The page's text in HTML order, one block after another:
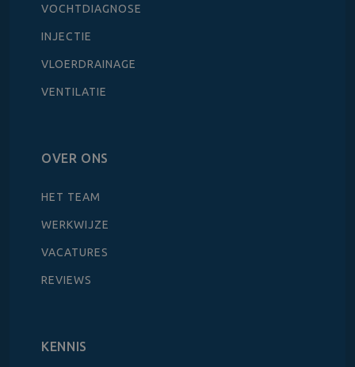
VOCHTDIAGNOSE
INJECTIE
VLOERDRAINAGE
VENTILATIE
OVER ONS
HET TEAM
WERKWIJZE
VACATURES
REVIEWS
KENNIS